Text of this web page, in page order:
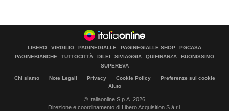
LIBERO VIRGILIO PAGINEGIALLE PAGINEGIALLE SHOP
PGCASA
PAGINEBIANCHE
TUTTOCITTÀ DILEI SIVIAGGIA QUIFINANZA
BUONISSIMO
SUPEREVA
Chi siamo Note Legali Privacy Cookie Policy
Preferenze sui cookie
Aiuto
© Italiaonline S.p.A. 2026
Direzione e coordinamento di Libero Acquisition S.á r.l.